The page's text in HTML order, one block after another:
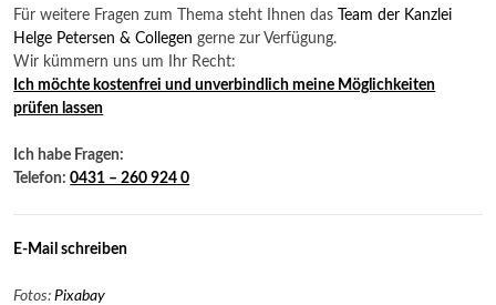
Für weitere Fragen zum Thema steht Ihnen das
Team der Kanzlei
Helge Petersen & Collegen gerne zur Verfügung.
Wir kümmern uns um Ihr Recht:
Ich möchte kostenfrei und unverbindlich meine Möglichkeiten
prüfen lassen
Ich habe Fragen:
Telefon:0431 – 260 924 0
E-Mail schreiben
Fotos:Pixabay